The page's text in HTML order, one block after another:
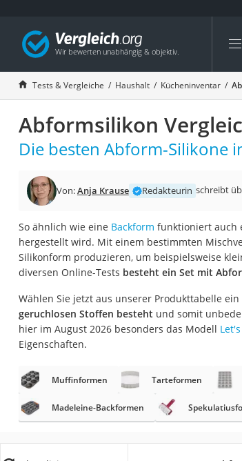
Die
Tests & Vergleiche Haushalt Kücheninventar
Abformsilikon
Die besten Abform-Silikone
Von:Anja Krause Redakteurin schreibt
So ähnlich wie eine Backform funktioniert auch
hergestellt wird. Mit einem bestimmten
Silikonform produzieren, um beispielsweise
diversen Online-Tests besteht ein Set mit
Wählen Sie jetzt aus unserer Produkttabelle
geruchlosen Stoffen besteht und somit
hier im August 2026 besonders das Modell
Eigenschaften.
Muffinformen Tarteformen
Madeleine-Backformen